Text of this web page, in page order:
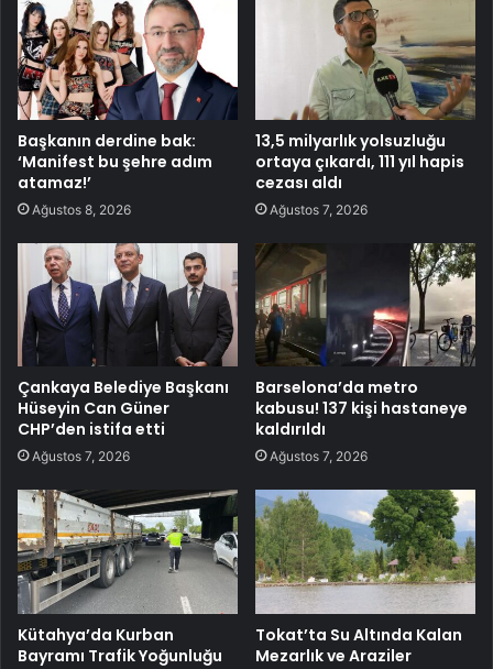
Başkanın derdine bak:
‘Manifest bu şehre adım
atamaz!’
Ağustos 8, 2026
13,5 milyarlık yolsuzluğu
ortaya çıkardı, 111 yıl hapis
cezası aldı
Ağustos 7, 2026
Çankaya Belediye Başkanı
Hüseyin Can Güner
CHP’den istifa etti
Ağustos 7, 2026
Barselona’da metro
kabusu! 137 kişi hastaneye
kaldırıldı
Ağustos 7, 2026
Kütahya’da Kurban
Bayramı Trafik Yoğunluğu
Tokat’ta Su Altında Kalan
Mezarlık ve Araziler